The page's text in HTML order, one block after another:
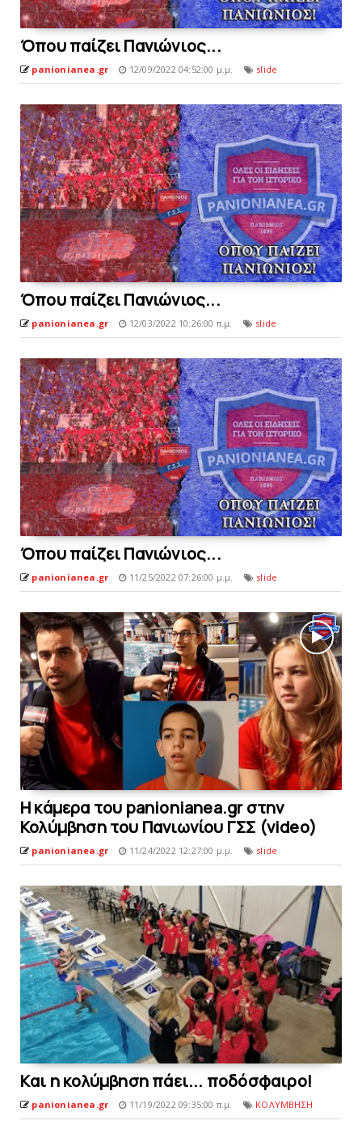
Όπου παίζει Πανιώνιoς...
panionianea.gr 12/09/2022 04:52:00 μ.μ. slide
Όπoυ παίζει Πανιώνιος...
panionianea.gr 12/03/2022 10:26:00 π.μ. slide
Όπου παίζει Πανιώνιoς...
panionianea.gr 11/25/2022 07:26:00 μ.μ. slide
Η κάμερα του panionianea.gr στην
Κολύμβηση του Πανιωνίου ΓΣΣ (video)
panionianea.gr 11/24/2022 12:27:00 μ.μ. slide
Kαι η κολύμβηση πάει... ποδόσφαιρο!
panionianea.gr 11/19/2022 09:35:00 π.μ. ΚΟΛΥΜΒΗΣΗ